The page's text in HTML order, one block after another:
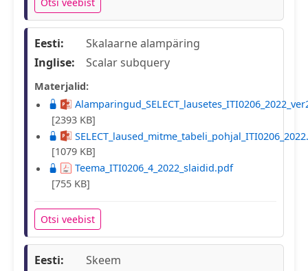
Eesti:
Skalaarne alampäring
Inglise:
Scalar subquery
Materjalid:
[2393 KB]
[1079 KB]
Teema_ITI0206_4_2022_slaidid.pdf
[755 KB]
Otsi veebist
Eesti:
Skeem